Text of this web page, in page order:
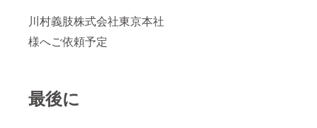
川村義肢株式会社東京本社
様へご依頼予定
最後に